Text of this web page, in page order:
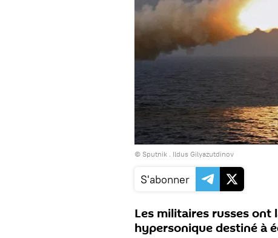
© Sputnik . Ildus Gilyazutdinov
S'abonner
Les militaires russes ont
hypersonique destiné à